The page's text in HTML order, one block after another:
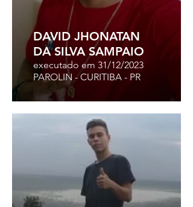
DAVID JHONATAN
DA SILVA SAMPAIO
executado em 31/12/2023
PAROLIN - CURITIBA - PR